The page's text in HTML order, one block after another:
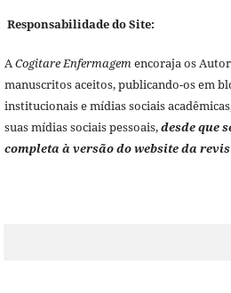
Responsabilidade do Site:
ACogitare Enfermagemencoraja os
manuscritos aceitos, publicando-os em
institucionais e mídias sociais
suas mídias sociais pessoais,desde que
completa à versão do website da